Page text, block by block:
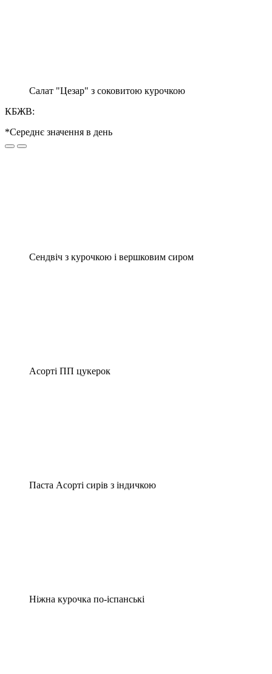
Салат "Цезар" з соковитою курочкою
КБЖВ:
*Середнє значення в день
Сендвіч з курочкою і вершковим сиром
Асорті ПП цукерок
Паста Асорті сирів з індичкою
Ніжна курочка по-іспанські